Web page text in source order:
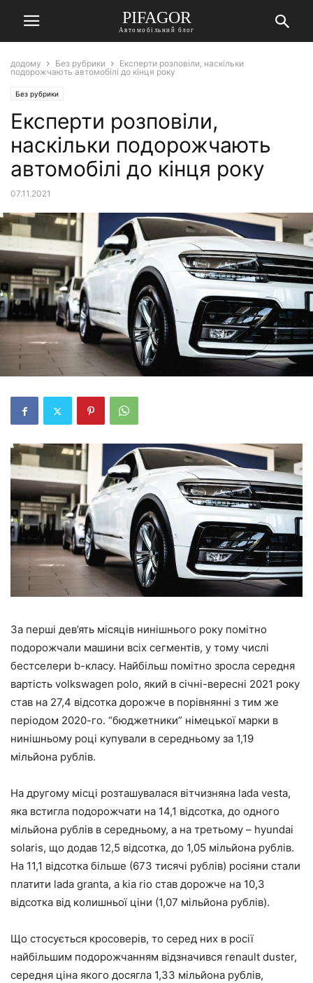
PIFAGOR
Автомобільний блог
додому Без рубрики
Експерти розповіли, наскільки
подорожчають автомобілі до кінця року
Без рубрики
Експерти розповіли,
наскільки подорожчають
автомобілі до кінця року
07.11.2021
За перші дев’ять місяців нинішнього року помітно
подорожчали машини всіх сегментів, у тому числі
бестселери b-класу. Найбільш помітно зросла середня
вартість volkswagen polo, який в січні-вересні 2021 року
став на 27,4 відсотка дорожче в порівнянні з тим же
періодом 2020-го. “бюджетники” німецької марки в
нинішньому році купували в середньому за 1,19
мільйона рублів.
На другому місці розташувалася вітчизняна lada vesta,
яка встигла подорожчати на 14,1 відсотка, до одного
мільйона рублів в середньому, а на третьому – hyundai
solaris, що додав 12,5 відсотка, до 1,05 мільйона рублів.
На 11,1 відсотка більше (673 тисячі рублів) росіяни стали
платити lada granta, а kia rio став дорожче на 10,3
відсотка від колишньої ціни (1,07 мільйона рублів).
Що стосується кросоверів, то серед них в росії
найбільшим подорожчанням відзначився renault duster,
середня ціна якого досягла 1,33 мільйона рублів,